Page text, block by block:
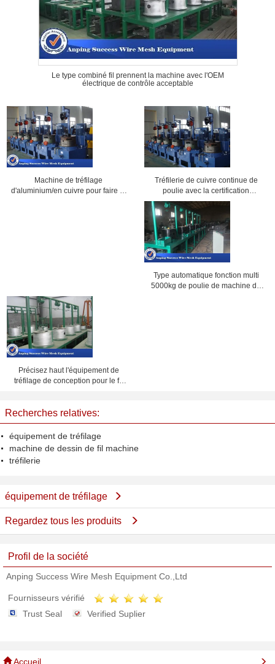
Le type combiné fil prennent la machine avec l'OEM
électrique de contrôle acceptable
Machine de tréfilage
d'aluminium/en cuivre pour faire le
Tréfilerie de cuivre continue de
poulie avec la certification
CE/ISO9001
Type automatique fonction multi
5000kg de poulie de machine de
Précisez haut l'équipement de
tréfilage de conception pour le fil
Recherches relatives:
équipement de tréfilage
machine de dessin de fil machine
tréfilerie
équipement de tréfilage
Regardez tous les produits
Profil de la société
Anping Success Wire Mesh Equipment Co.,Ltd
Fournisseurs vérifié
Trust Seal
Verified Suplier
Accueil